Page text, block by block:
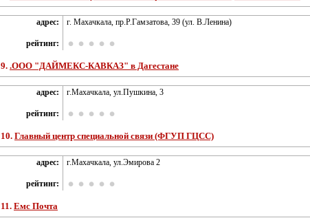
адрес: г. Махачкала, пр.Р.Гамзатова, 39 (ул. В.Ленина)
рейтинг:
9. .ООО "ДАЙМЕКС-КАВКАЗ" в Дагестане
адрес: г.Махачкала, ул.Пушкина, 3
рейтинг:
10. Главный центр специальной связи (ФГУП ГЦСС)
адрес: г.Махачкала, ул.Эмирова 2
рейтинг:
11. Емс Почта